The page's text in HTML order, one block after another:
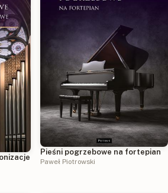
Pieśni pogrzebowe na fortepian
Paweł Piotrowski